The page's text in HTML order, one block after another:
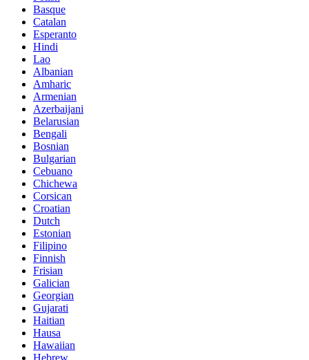
Basque
Catalan
Esperanto
Hindi
Lao
Albanian
Amharic
Armenian
Azerbaijani
Belarusian
Bengali
Bosnian
Bulgarian
Cebuano
Chichewa
Corsican
Croatian
Dutch
Estonian
Filipino
Finnish
Frisian
Galician
Georgian
Gujarati
Haitian
Hausa
Hawaiian